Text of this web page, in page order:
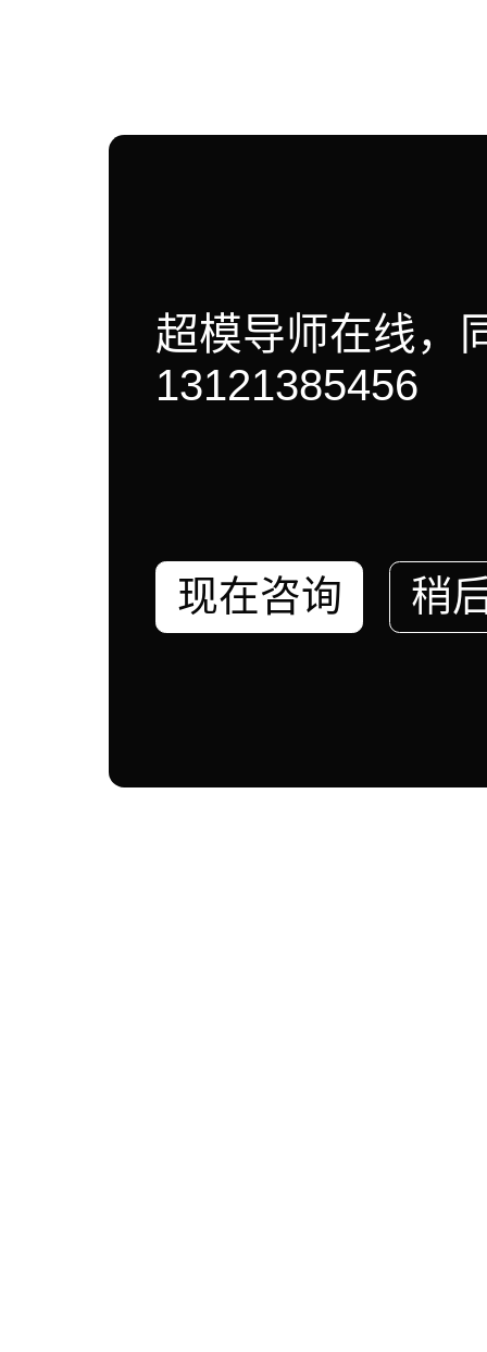
超模导师在线，
13121385456
现在咨询 稍